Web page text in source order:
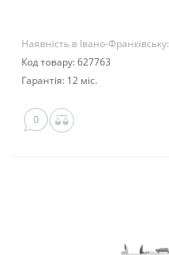
Наявність в Івано-Франківську:
Код товару: 627763
Гарантія: 12 міс.
0